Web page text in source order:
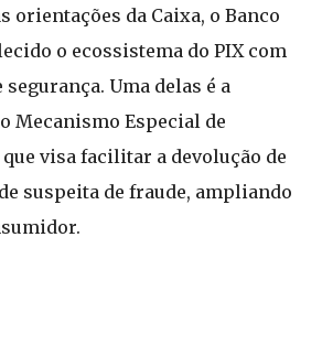
orientações da Caixa, o Banco
o ecossistema do PIX com
Uma delas é a
Mecanismo Especial de
que visa facilitar a devolução de
suspeita de fraude, ampliando